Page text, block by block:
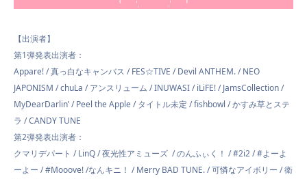
【出演者】
第1弾発表出演者：
Appare! / 真っ白なキャンバス / FES☆TIVE / Devil ANTHEM. / NEO
JAPONISM / chuLa / アンスリューム / INUWASI / iLiFE! / JamsCollection /
MyDearDarlin’ / Peel the Apple / タイトル未定 / fishbowl / かすみ草とステ
ラ / CANDY TUNE
第2弾発表出演者：
クマリデパート / LinQ / 夜光性アミューズ / のんふぃく！ / #2i2 / #よーよ
ーよー / #Mooove! /なんキニ！ / Merry BAD TUNE. / 可憐なアイボリー / 衛